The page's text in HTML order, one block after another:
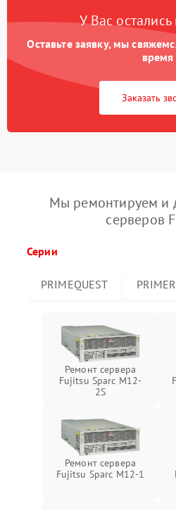
У Вас
Оставьте заявку, мы
время
Заказать
Мы ремонтируем и
серверов
Серии
PRIMEQUEST
Ремонт сервера
Fujitsu Sparc M12-
2S
Ремонт сервера
Fujitsu Sparc M12-1